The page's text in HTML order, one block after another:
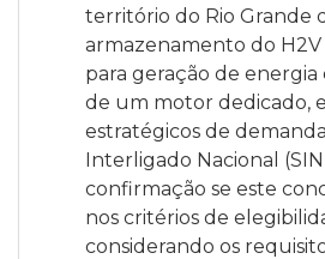
território do Rio Grande
armazenamento do
para geração de
de um motor dedicado,
estratégicos de
Interligado Nacional
confirmação se este
nos critérios de
considerando os